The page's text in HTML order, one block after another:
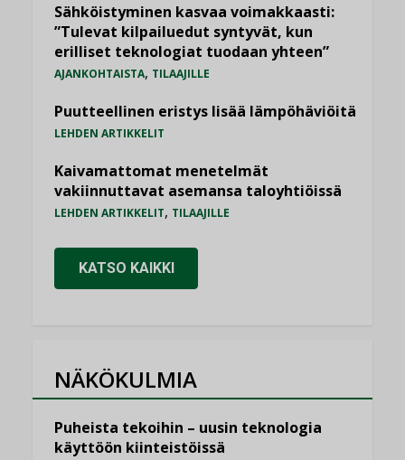
Sähköistyminen kasvaa voimakkaasti:
”Tulevat kilpailuedut syntyvät, kun
erilliset teknologiat tuodaan yhteen”
AJANKOHTAISTA, TILAAJILLE
Puutteellinen eristys lisää lämpöhäviöitä
LEHDEN ARTIKKELIT
Kaivamattomat menetelmät
vakiinnuttavat asemansa taloyhtiöissä
LEHDEN ARTIKKELIT, TILAAJILLE
KATSO KAIKKI
NÄKÖKULMIA
Puheista tekoihin – uusin teknologia
käyttöön kiinteistöissä